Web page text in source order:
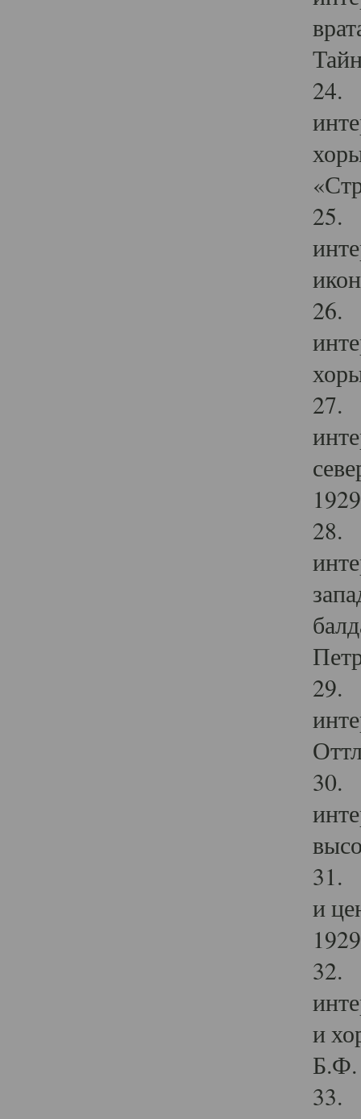
24.
25.
26.
27.
28.
29.
30.
31.
и
32.
и
Б.Ф.
33.